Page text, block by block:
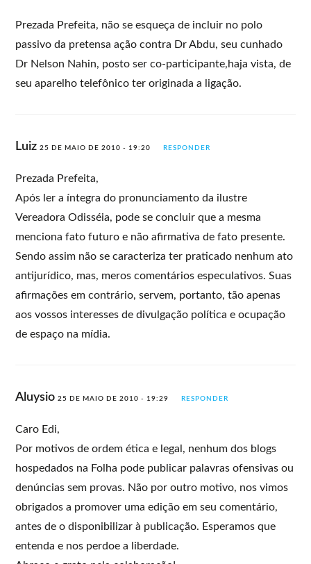
Prezada Prefeita, não se esqueça de incluir no polo
passivo da pretensa ação contra Dr Abdu, seu cunhado
Dr Nelson Nahin, posto ser co-participante,haja vista, de
seu aparelho telefônico ter originada a ligação.
Luiz25 DE MAIO DE 2010 - 19:20 RESPONDER
Prezada Prefeita,
Após ler a íntegra do pronunciamento da ilustre
Vereadora Odisséia, pode se concluir que a mesma
menciona fato futuro e não afirmativa de fato presente.
Sendo assim não se caracteriza ter praticado nenhum ato
antijurídico, mas, meros comentários especulativos. Suas
afirmações em contrário, servem, portanto, tão apenas
aos vossos interesses de divulgação política e ocupação
de espaço na mídia.
Aluysio25 DE MAIO DE 2010 - 19:29 RESPONDER
Caro Edi,
Por motivos de ordem ética e legal, nenhum dos blogs
hospedados na Folha pode publicar palavras ofensivas ou
denúncias sem provas. Não por outro motivo, nos vimos
obrigados a promover uma edição em seu comentário,
antes de o disponibilizar à publicação. Esperamos que
entenda e nos perdoe a liberdade.